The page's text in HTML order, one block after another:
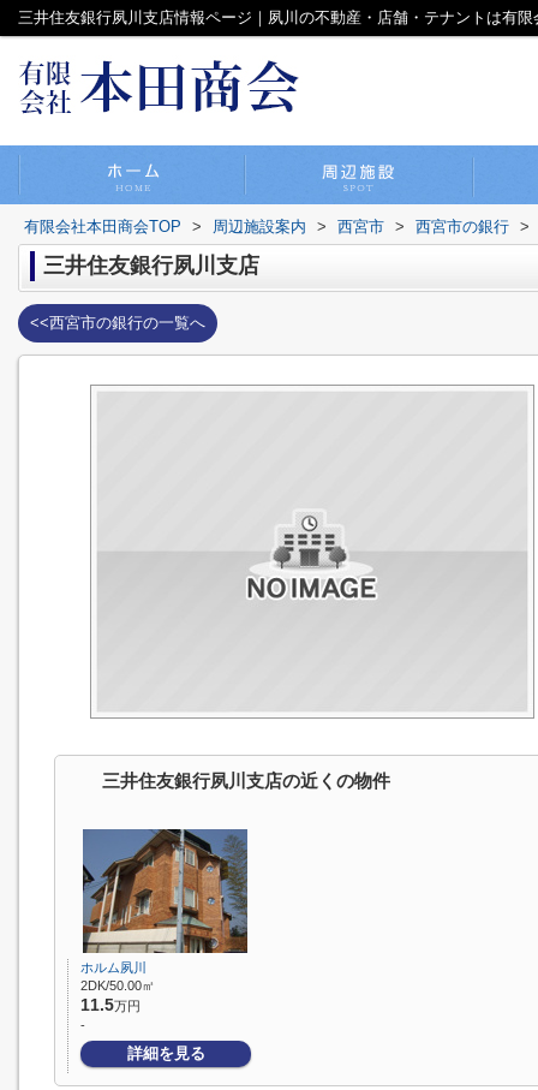
三井住友銀行夙川支店情報ページ｜夙川の不動産・店舗・テナントは有限
有限会社本田商会TOP > 周辺施設案内 > 西宮市 > 西宮市の銀行 >
三井住友銀行夙川支店
<<西宮市の銀行の一覧へ
三井住友銀行夙川支店の近くの物件
ホルム夙川
2DK/50.00㎡
11.5万円
-
詳細を見る